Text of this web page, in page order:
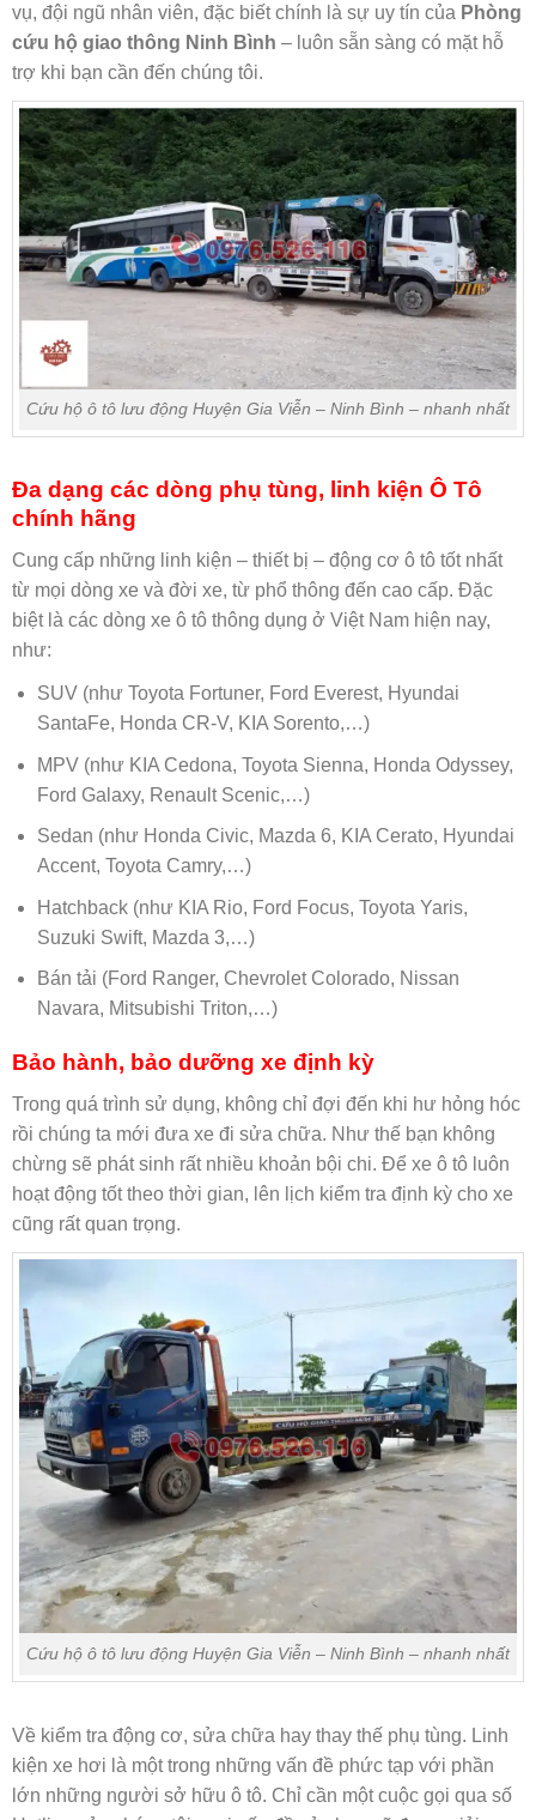
vụ, đội ngũ nhân viên, đặc biết chính là sự uy tín của Phòng
cứu hộ giao thông Ninh Bình – luôn sẵn sàng có mặt hỗ
trợ khi bạn cần đến chúng tôi.
Cứu hộ ô tô lưu động Huyện Gia Viễn – Ninh Bình – nhanh nhất
Đa dạng các dòng phụ tùng, linh kiện Ô Tô
chính hãng
Cung cấp những linh kiện – thiết bị – động cơ ô tô tốt nhất
từ mọi dòng xe và đời xe, từ phổ thông đến cao cấp. Đặc
biệt là các dòng xe ô tô thông dụng ở Việt Nam hiện nay,
như:
SUV (như Toyota Fortuner, Ford Everest, Hyundai
SantaFe, Honda CR-V, KIA Sorento,…)
MPV (như KIA Cedona, Toyota Sienna, Honda Odyssey,
Ford Galaxy, Renault Scenic,…)
Sedan (như Honda Civic, Mazda 6, KIA Cerato, Hyundai
Accent, Toyota Camry,…)
Hatchback (như KIA Rio, Ford Focus, Toyota Yaris,
Suzuki Swift, Mazda 3,…)
Bán tải (Ford Ranger, Chevrolet Colorado, Nissan
Navara, Mitsubishi Triton,…)
Bảo hành, bảo dưỡng xe định kỳ
Trong quá trình sử dụng, không chỉ đợi đến khi hư hỏng hóc
rồi chúng ta mới đưa xe đi sửa chữa. Như thế bạn không
chừng sẽ phát sinh rất nhiều khoản bội chi. Để xe ô tô luôn
hoạt động tốt theo thời gian, lên lịch kiểm tra định kỳ cho xe
cũng rất quan trọng.
Cứu hộ ô tô lưu động Huyện Gia Viễn – Ninh Bình – nhanh nhất
Về kiểm tra động cơ, sửa chữa hay thay thế phụ tùng. Linh
kiện xe hơi là một trong những vấn đề phức tạp với phần
lớn những người sở hữu ô tô. Chỉ cần một cuộc gọi qua số